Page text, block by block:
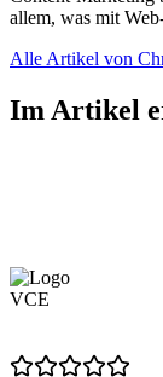
allem, was mit
Alle Artikel von
Im Artikel
VCE